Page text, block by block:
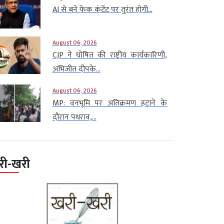
AI से बने फेक कंटेंट पर तुरंत होगी...
August 06, 2026
CJP ने घोषित की राष्ट्रीय कार्यकारिणी,
अभिजीत दीपके...
August 06, 2026
MP: वनभूमि पर अतिक्रमण हटाने के
दौरान पथराव,...
खरी